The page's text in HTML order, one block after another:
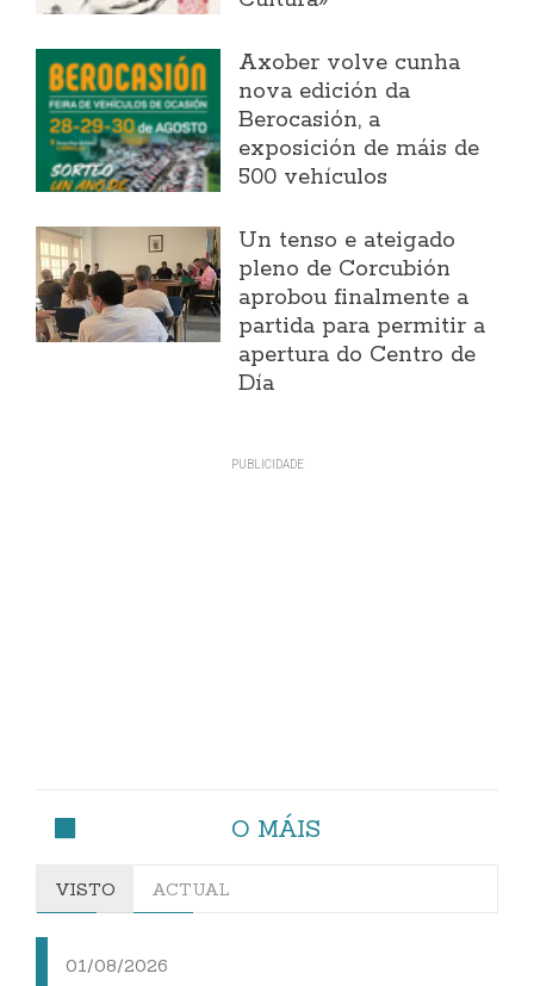
Axober volve cunha
nova edición da
Berocasión, a
exposición de máis de
500 vehículos
Un tenso e ateigado
pleno de Corcubión
aprobou finalmente a
partida para permitir a
apertura do Centro de
Día
O MÁIS
VISTO ACTUAL
01/08/2026